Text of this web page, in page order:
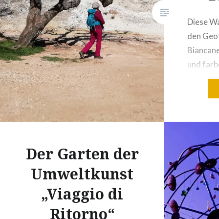
Diese
den
und
die
oben in
Dampf
zischt
und
und
Der Garten der
Umweltkunst
„Viaggio di
Ritorno“